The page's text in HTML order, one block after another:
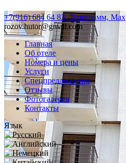
+7(916) 684 64 83, Телеграмм, Мах
rozov.hutor@gmail.com
Главная
Об отеле
Номера и цены
Услуги
Спецпредложения
Отзывы
Фотогалерея
Контакты
Язык